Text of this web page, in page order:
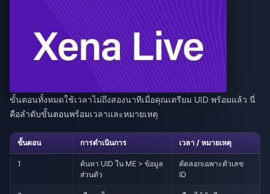
ขั้นตอนทั้งหมดใช้เวลาไม่ถึงสองนาทีเมื่อคุณเตรียม UID พร้อมแล้ว นี่
คือลำดับขั้นตอนพร้อมเวลาและหมายเหตุ
ขั้นตอน การดำเนินการ เวลา / หมายเหตุ
1
ค้นหา UID ใน ME > ข้อมูล
ส่วนตัว
คัดลอกเฉพาะตัวเลข
ID